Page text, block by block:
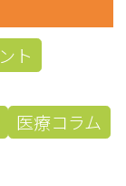
ト
医療コラム